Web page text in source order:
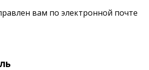
вам по электронной почте